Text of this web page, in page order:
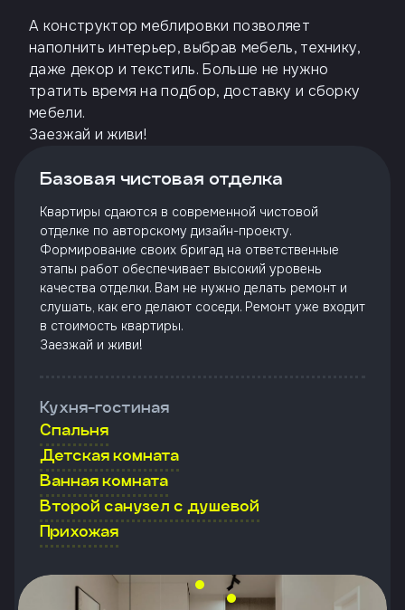
А конструктор меблировки позволяет
наполнить интерьер, выбрав мебель, технику,
даже декор и текстиль. Больше не нужно
тратить время на подбор, доставку и сборку
мебели.
Заезжай и живи!
Базовая чистовая отделка
Квартиры сдаются в современной чистовой
отделке по авторскому дизайн-проекту.
Формирование своих бригад на ответственные
этапы работ обеспечивает высокий уровень
качества отделки. Вам не нужно делать ремонт и
слушать, как его делают соседи. Ремонт уже входит
в стоимость квартиры.
Заезжай и живи!
Кухня-гостиная
Спальня
Детская комната
Ванная комната
Второй санузел с душевой
Прихожая